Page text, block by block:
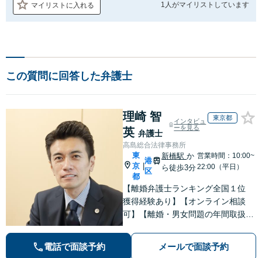
マイリストに入れる 1人がマイリストしています
この質問に回答した弁護士
理崎 智
英 弁護士
インタビュ
ーを見る
東京都
高島総合法律事務所
東
京
都
|
港
区
新橋駅か
ら徒歩3分
営業時間：10:00~
22:00（平日）
【離婚弁護士ランキング全国１位
獲得経験あり】【オンライン相談
可】【離婚・男女問題の年間取扱件
き寝入りしたくないという方は是非
ご相談ください。
電話で面談予約 メールで面談予約